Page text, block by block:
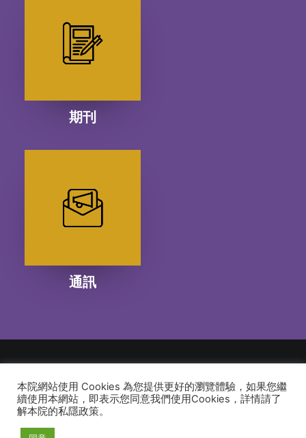
期刊
通訊
© 2026 建道神學院Alliance Bible Seminary. All rights reserved
本院網站使用 Cookies 為您提供更好的瀏覽體驗，如果您繼
續使用本網站，即表示您同意我們使用Cookies，詳情請了
解本院的私隱政策。